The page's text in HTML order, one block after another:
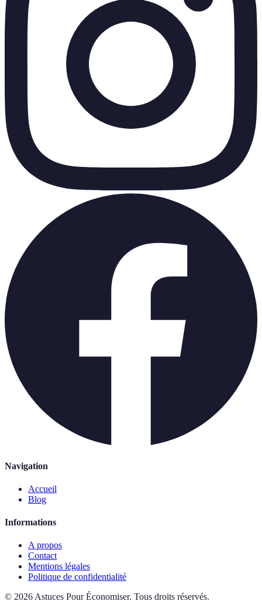
Navigation
Accueil
Blog
Informations
A propos
Contact
Mentions légales
Politique de confidentialité
© 2026Astuces Pour Économiser. Tous droits réservés.